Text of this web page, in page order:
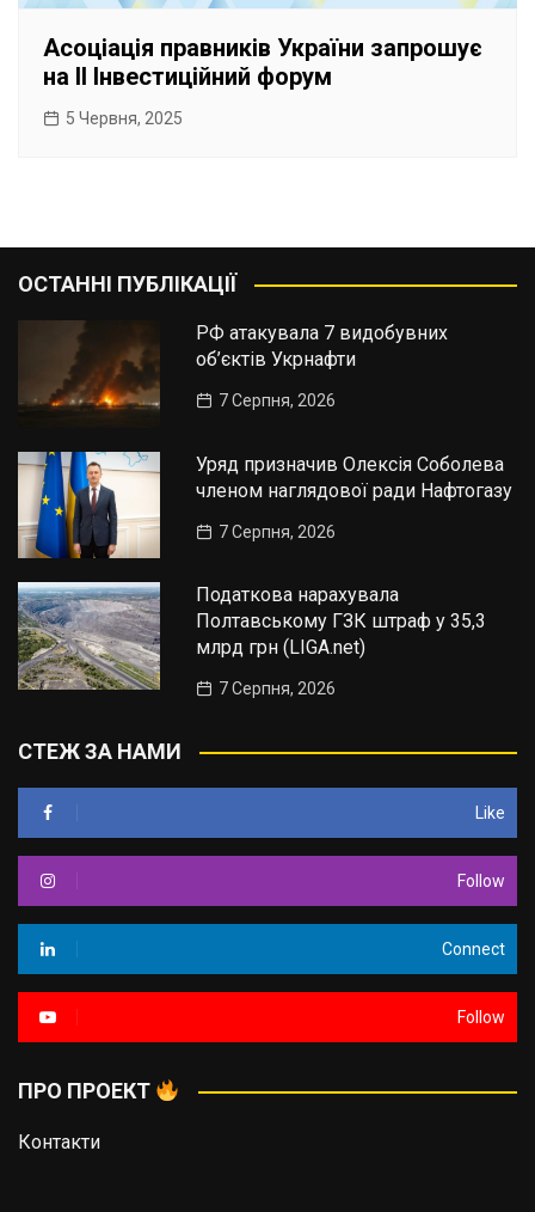
Асоціація правників України запрошує
на II Інвестиційний форум
5 Червня, 2025
ОСТАННІ ПУБЛІКАЦІЇ
РФ атакувала 7 видобувних
об’єктів Укрнафти
7 Серпня, 2026
Уряд призначив Олексія Соболева
членом наглядової ради Нафтогазу
7 Серпня, 2026
Податкова нарахувала
Полтавському ГЗК штраф у 35,3
млрд грн (LIGA.net)
7 Серпня, 2026
СТЕЖ ЗА НАМИ
Like
Follow
Connect
Follow
ПРО ПРОЕКТ
Контакти